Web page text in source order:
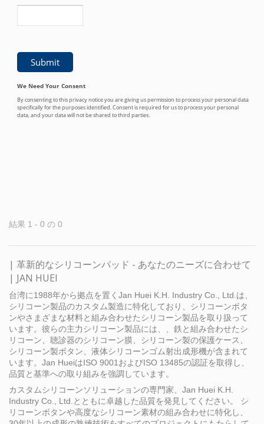
結果 1 - 0 の 0
| 革新的なシリコーンパッド - あなたのニーズに合わせて
| JAN HUEI
台湾に1988年から拠点を置くJan Huei K.H. Industry Co., Ltd.は、
シリコーン製品のカスタム製造に特化しており、シリコーンボタ
ンやさまざまな材料と組み合わせたシリコーン製品を取り扱って
います。彼らの主力シリコーン製品には、、鉄と組み合わせたシ
リコーン、聴診器のシリコーン膜、シリコーン製の保護ケース、
シリコーン製ボタン、液体シリコーンゴム射出成形機が含まれて
います。Jan HueiはISO 9001およびISO 13485の認証を取得し、
品質と基準への取り組みを強調しています。
カスタムシリコーンソリューションの専門家、Jan Huei K.H.
Industry Co., Ltd.とともに卓越した品質を発見してください。 シ
リコーンボタンや高度なシリコーン素材の組み合わせに特化し、